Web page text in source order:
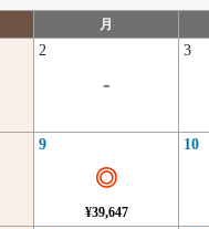
月
2
-
3
9
◎
¥39,647
10